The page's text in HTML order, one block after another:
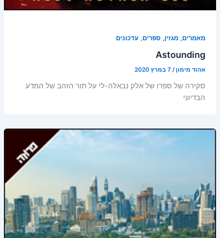
מאמרים, מגזין, ספרים, עדכונים
Astounding
אהוד מימון/ 7 במרץ 2020
סקירה של ספרו של אלק נבאלה-לי על תור הזהב של המדע
הבדיוני